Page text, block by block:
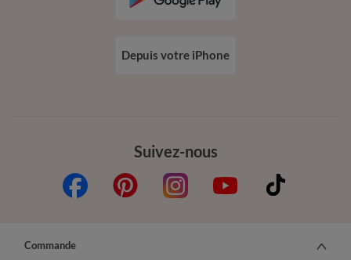
Suivez-nous
Depuis votre iPhone
Commande